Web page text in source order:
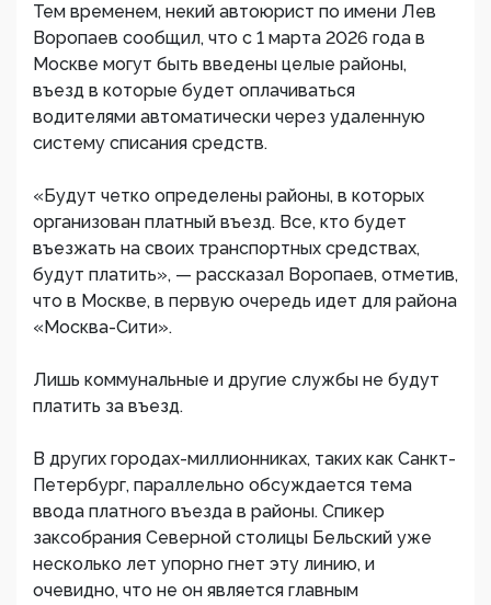
Тем временем, некий автоюрист по имени Лев
Воропаев сообщил, что с 1 марта 2026 года в
Москве могут быть введены целые районы,
въезд в которые будет оплачиваться
водителями автоматически через удаленную
систему списания средств.
«Будут четко определены районы, в которых
организован платный въезд. Все, кто будет
въезжать на своих транспортных средствах,
будут платить», — рассказал Воропаев, отметив,
что в Москве, в первую очередь идет для района
«Москва-Сити».
Лишь коммунальные и другие службы не будут
платить за въезд.
В других городах-миллионниках, таких как Санкт-
Петербург, параллельно обсуждается тема
ввода платного въезда в районы. Спикер
заксобрания Северной столицы Бельский уже
несколько лет упорно гнет эту линию, и
очевидно, что не он является главным